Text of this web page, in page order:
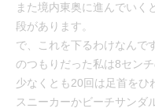
また境内東奥に進んでいく
段があります。
で、これを下るわけなんで
のつもりだった私は8セン
少なくとも20回は足首をひ
スニーカーかビーチサンダ